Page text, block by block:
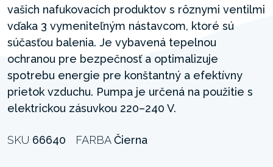
vašich nafukovacích produktov s rôznymi ventilmi
vďaka 3 vymeniteľným nástavcom, ktoré sú
súčasťou balenia. Je vybavená tepelnou
ochranou pre bezpečnosť a optimalizuje
spotrebu energie pre konštantný a efektívny
prietok vzduchu. Pumpa je určená na použitie s
elektrickou zásuvkou 220–240 V.
SKU 66640 FARBAČierna